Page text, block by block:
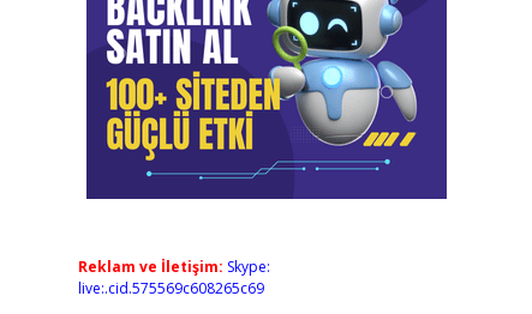
Reklam ve İletişim: Skype:
live:.cid.575569c608265c69